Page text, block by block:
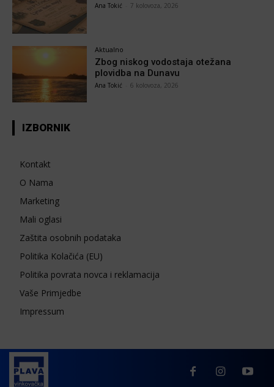
Ana Tokić 7 kolovoza, 2026
Aktualno
Zbog niskog vodostaja otežana
plovidba na Dunavu
Ana Tokić 6 kolovoza, 2026
IZBORNIK
Kontakt
O Nama
Marketing
Mali oglasi
Zaštita osobnih podataka
Politika Kolačića (EU)
Politika povrata novca i reklamacija
Vaše Primjedbe
Impressum